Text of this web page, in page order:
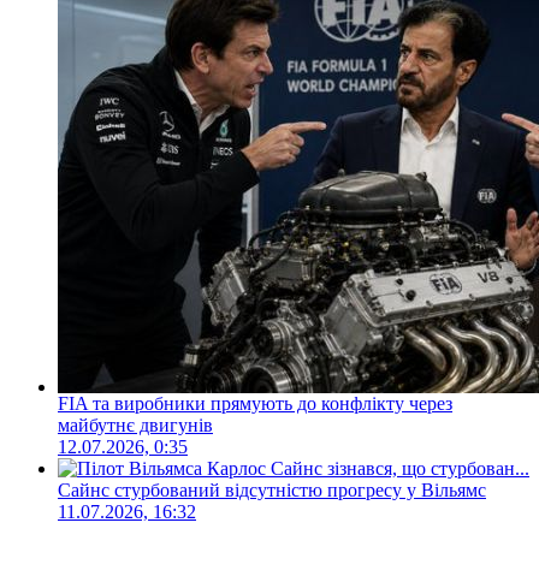
FIA та виробники прямують до конфлікту через
майбутнє двигунів
12.07.2026, 0:35
Сайнс стурбований відсутністю прогресу у Вільямс
11.07.2026, 16:32